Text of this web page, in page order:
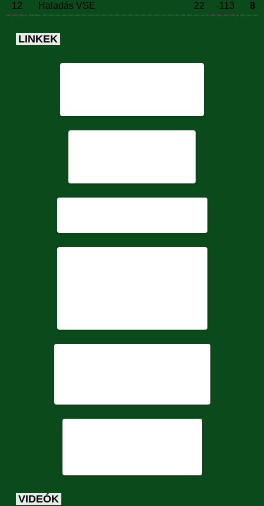
12
Haladás VSE 22 -113 8
LINKEK
VIDEÓK